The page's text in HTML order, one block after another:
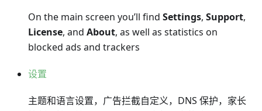
On the main screen you’ll find Settings, Support,
License, and About, as well as statistics on
blocked ads and trackers
设置
主题和语言设置，广告拦截自定义，DNS 保护，家长